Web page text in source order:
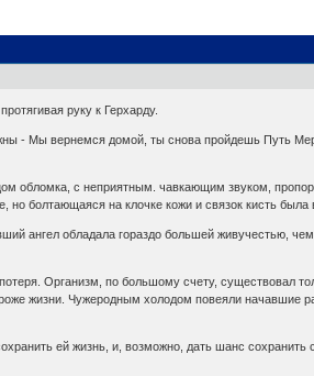
руку к Герхарду.
- Мы вернемся домой, ты снова пройдешь Путь
обломка, с неприятным. чавкающим звуком,
но болтающаяся на клочке кожи и связок кисть
ангел обладала гораздо большей живучестью,
Организм, по большому счету, существовал
жизни. Чужеродным холодом повеяли начавшие
ей жизнь, и, возможно, дать шанс сохранить